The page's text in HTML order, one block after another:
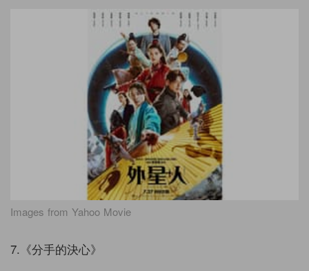
Images from Yahoo Movie
7.《分手的決心》